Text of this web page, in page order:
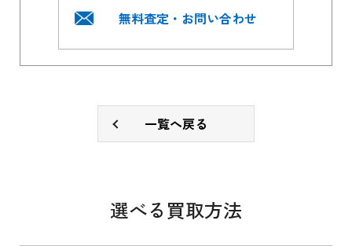
無料査定・お問い合わせ
一覧へ戻る
選べる買取方法